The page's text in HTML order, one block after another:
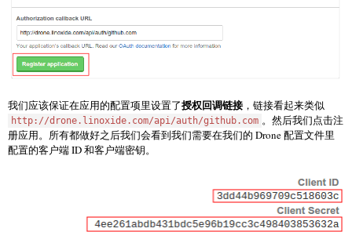
我们应该保证在应用的配置项里设置了授权回调链接 ，链接看起来类似
http://drone.linoxide.com/api/auth/github.com 。然后我们点击注
册应用。所有都做好之后我们会看到我们需要在我们的 Drone 配置文件里
配置的客户端 ID 和客户端密钥。